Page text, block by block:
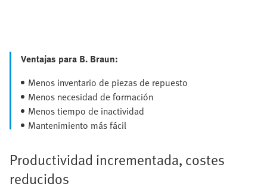
Ventajas para B. Braun:
Menos inventario de piezas de repuesto
Menos necesidad de formación
Menos tiempo de inactividad
Mantenimiento más fácil
Productividad incrementada, costes
reducidos